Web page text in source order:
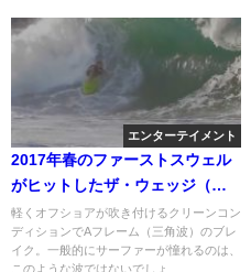
エンターテイメント
2017年春のファーストスウェル
がヒットしたザ・ウェッジ（南
カリフォルニア）
軽くオフショアが吹き付けるクリーンコン
ディションでAフレーム（三角波）のブレ
イク。一般的にサーファーが憧れるのは、
このような波ではないでしょ...